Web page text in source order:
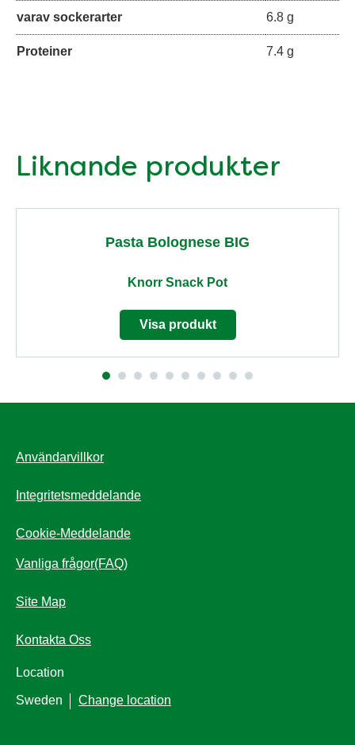
varav sockerarter 6.8 g
Proteiner 7.4 g
Liknande produkter
Pasta Bolognese BIG
Knorr Snack Pot
Visa produkt
Användarvillkor
Integritetsmeddelande
Ändra Inställningarna
Cookie-Meddelande
Vanliga frågor(FAQ)
Site Map
Kontakta Oss
Location